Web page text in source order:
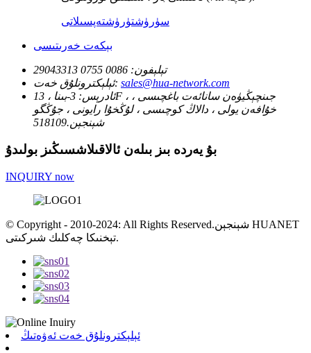
سۈرۈشتۈرۈشتەپسىلاتى
بېكەت خەرىتىسى
تېلېفون: 0086 0755 29043313
ئېلېكترونلۇق خەت: sales@hua-network.com
ئادرېس:
3-بىنا ، 13F ، جىنچېڭيۈەن سانائەت باغچىسى ،
خۇافەن يولى ، دالاڭ كوچىسى ، لۇڭخۇا رايونى ، جۇڭگو
شېنجېن.518109
بۇ يەردە بىز بىلەن ئالاقىلاشسىڭىز بولىدۇ
INQUIRY now
© Copyright - 2010-2024: All Rights Reserved.شېنجېن HUANET
تېخنىكا چەكلىك شىركىتى.
ئېلېكترونلۇق خەت ئەۋەتىڭ